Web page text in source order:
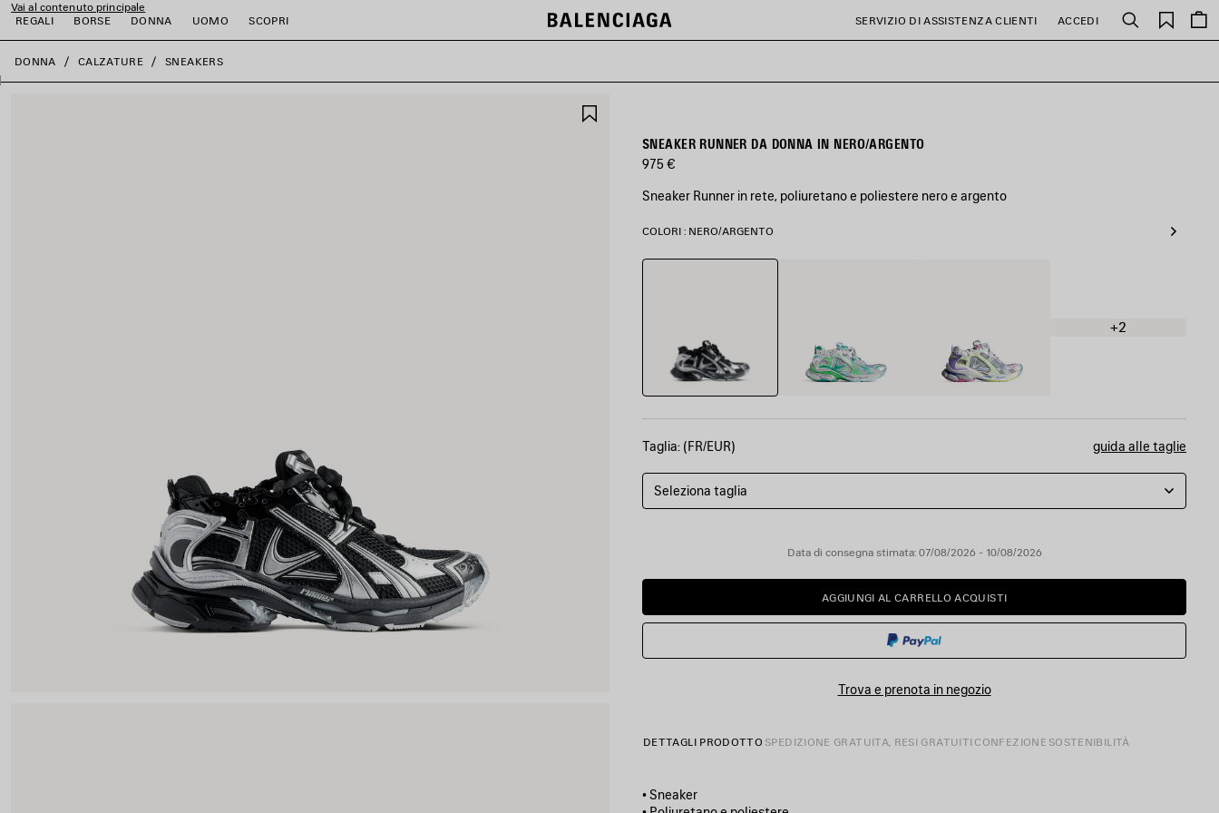
Vai al contenuto principale
REGALI
BORSE DONNA UOMO SCOPRI SERVIZIO DI ASSISTENZA CLIENTI ACCEDI Cerca
close the banner
DONNA CALZATURE SNEAKERS
PREFERITISNEAKER RUNNER DA DONNA IN NERO/ARGENTO
975 €
Sneaker Runner in rete, poliuretano e poliestere nero e argento
COLORI : NERO/ARGENTO
Nero/Argento
+2
Taglia: (FR/EUR) guida alle taglie
Seleziona taglia
Data di consegna stimata: 07/08/2026 - 10/08/2026
AGGIUNGI
AL
ACQUISTI
AGGIUNGI AL CARRELLO ACQUISTI
SELEZIONA
UNA
Trova e prenota in negozio
DETTAGLI PRODOTTO SPEDIZIONE GRATUITA, RESI GRATUITI CONFEZIONE SOSTENIBILITÀ
• Sneaker